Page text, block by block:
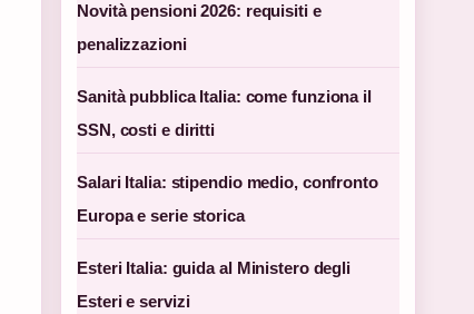
Novità pensioni 2026: requisiti e
penalizzazioni
Sanità pubblica Italia: come funziona il
SSN, costi e diritti
Salari Italia: stipendio medio, confronto
Europa e serie storica
Esteri Italia: guida al Ministero degli
Esteri e servizi